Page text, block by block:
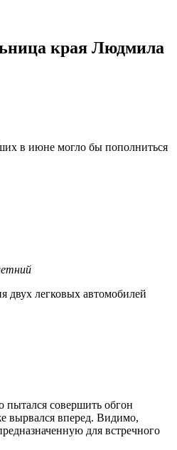
края Людмила
в июне могло бы пополниться
двух легковых автомобилей
пытался совершить обгон
вырвался вперед. Видимо,
для встречного